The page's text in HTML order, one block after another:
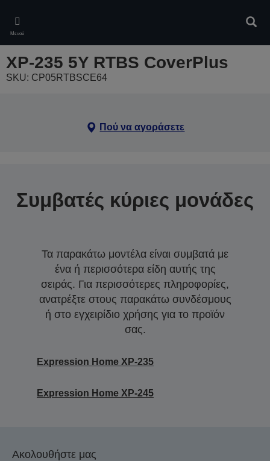
main
content
Μενού
XP-235 5Y RTBS CoverPlus
SKU: CP05RTBSCE64
Πού να αγοράσετε
Συμβατές κύριες μονάδες
Τα παρακάτω μοντέλα είναι συμβατά με
ένα ή περισσότερα είδη αυτής της
σειράς. Για περισσότερες πληροφορίες,
ανατρέξτε στους παρακάτω συνδέσμους
ή στο εγχειρίδιο χρήσης για το προϊόν
σας.
Expression Home XP-235
Expression Home XP-245
Ακολουθήστε μας